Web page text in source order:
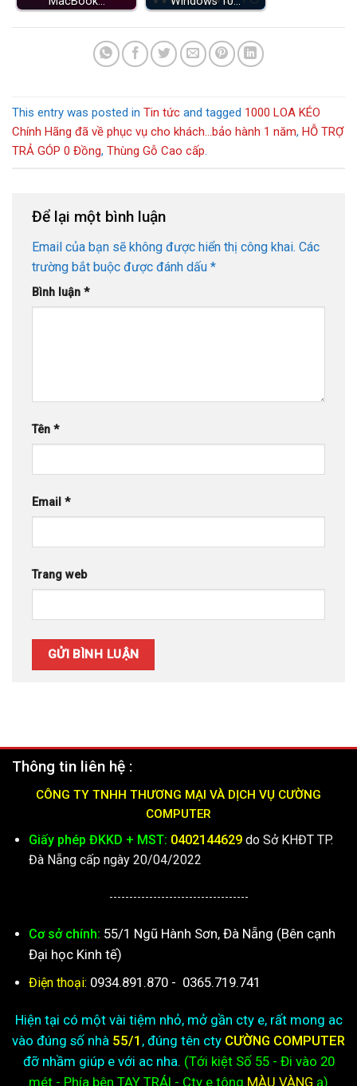
This entry was posted in Tin tức and tagged 1000 LOA KÉO
Chính Hãng đã về phục vụ cho khách...bảo hành 1 năm, HỖ TRỢ
TRẢ GÓP 0 Đồng, Thùng Gỗ Cao cấp.
Để lại một bình luận
Email của bạn sẽ không được hiển thị công khai. Các
trường bắt buộc được đánh dấu *
Bình luận *
Tên *
Email *
Trang web
Thông tin liên hệ :
CÔNG TY TNHH THƯƠNG MẠI VÀ DỊCH VỤ CƯỜNG
COMPUTER
Giấy phép ĐKKD + MST: 0402144629do Sở KHĐT TP.
Đà Nẵng cấp ngày 20/04/2022
-----------------------------------
Cơ sở chính: 55/1 Ngũ Hành Sơn, Đà Nẵng (Bên cạnh
Đại học Kinh tế)
Điện thoại: 0934.891.870 - 0365.719.741
Hiện tại có một vài tiệm nhỏ, mở gần cty e, rất mong ac
vào đúng số nhà 55/1 , đúng tên cty CƯỜNG COMPUTER
đỡ nhầm giúp e với ac nha. (Tới kiệtSố 55 - Đi vào 20
mét - Phía bên TAY TRÁI - Cty e tông MÀU VÀNG ạ)